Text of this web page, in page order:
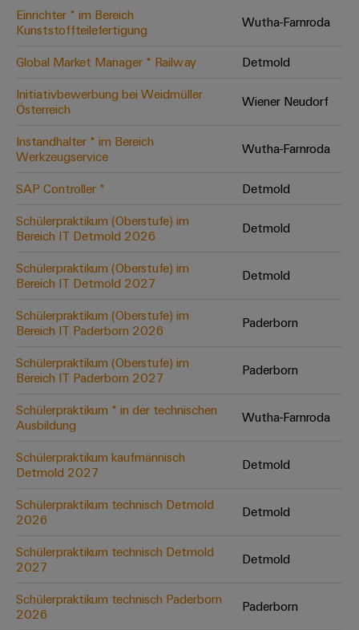
Modifizierte
und
bestückte
Kundenspezifische
Kabelkonfektionierung
Praxisnahe
Unsere Neuheiten
im Bereich
Digital
Einrichter * im Bereich
Kunststoffteilefertigung
Wutha-Farnroda
Global Market Manager * Railway
Detmold
Initiativbewerbung bei Weidmüller
Österreich
Wiener Neudorf
Instandhalter * im Bereich
Werkzeugservice
Wutha-Farnroda
SAP Controller *
Detmold
Schülerpraktikum (Oberstufe) im
Bereich IT Detmold 2026
Detmold
Schülerpraktikum (Oberstufe) im
Bereich IT Detmold 2027
Detmold
Schülerpraktikum (Oberstufe) im
Bereich IT Paderborn 2026
Paderborn
Schülerpraktikum (Oberstufe) im
Bereich IT Paderborn 2027
Paderborn
Schülerpraktikum * in der technischen
Ausbildung
Wutha-Farnroda
Schülerpraktikum kaufmännisch
Detmold 2027
Detmold
Schülerpraktikum technisch Detmold
2026
Detmold
Schülerpraktikum technisch Detmold
2027
Detmold
Schülerpraktikum technisch Paderborn
2026
Paderborn